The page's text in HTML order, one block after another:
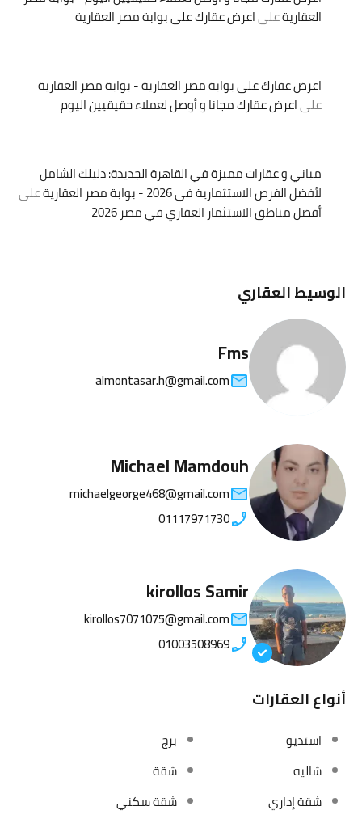
العقاريةعلىاعرض عقارك على بوابة مصر العقارية
اعرض عقارك على بوابة مصر العقارية - بوابة مصر العقارية
علىاعرض عقارك مجانا و أوصل لعملاء حقيقيين اليوم
مباني و عقارات مميزة في القاهرة الجديدة: دليلك الشامل
لأفضل الفرص الاستثمارية في 2026 - بوابة مصر العقارية
على
أفضل مناطق الاستثمار العقاري في مصر 2026
الوسيط العقاري
Fms
almontasar.h@gmail.com
Michael Mamdouh
michaelgeorge468@gmail.com
01117971730
kirollos Samir
kirollos7071075@gmail.com
01003508969
أنواع العقارات
استديو
برج
شاليه
شقة
شقة إداري
شقة سكني